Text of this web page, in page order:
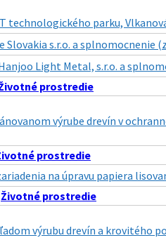
technologického parku,
Slovakia s.r.o. a splnomocnenie
Light Metal, s.r.o. a
prostredie
výrube drevín v
prostredie
na úpravu papiera
Životné prostredie
výrubu drevín a krovitého